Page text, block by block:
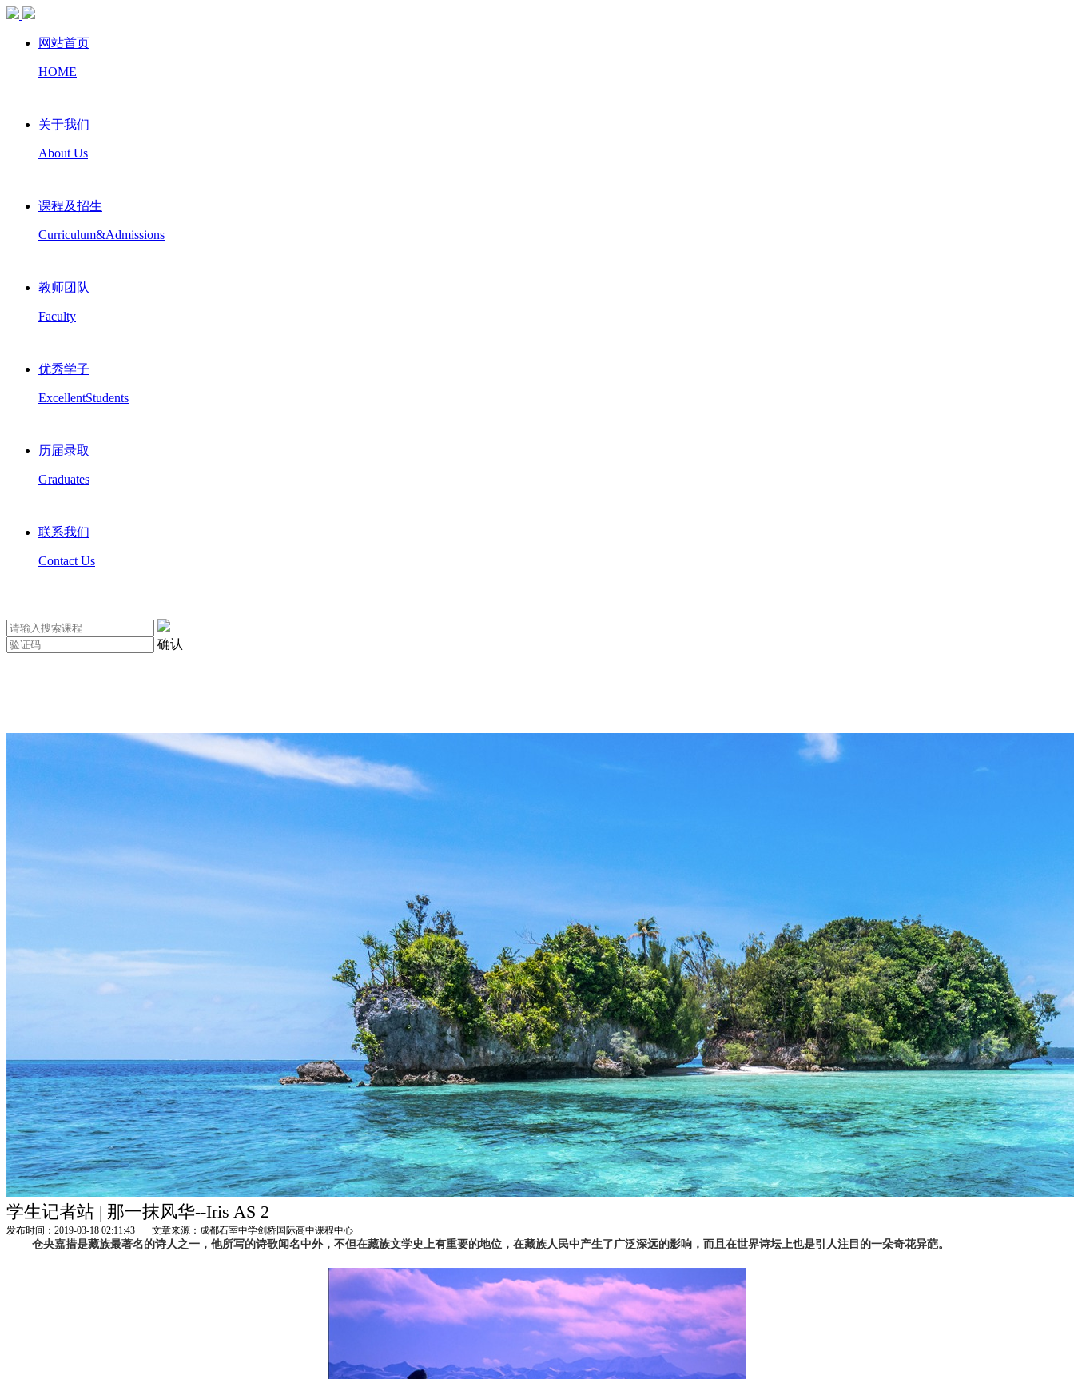
网站首页
HOME
关于我们
About Us
课程及招生
Curriculum&Admissions
教师团队
Faculty
优秀学子
ExcellentStudents
历届录取
Graduates
联系我们
Contact Us
确认
学生记者站 | 那一抹风华--Iris AS 2
发布时间：2019-03-18 02:11:43 文章来源：成都石室中学剑桥国际高中课程中心
仓央嘉措是藏族最著名的诗人之一，他所写的诗歌闻名中外，不但在藏族文学史上有重要的地位，在藏族人民中产生了广泛深远的影响，而且在世界诗坛上也是引人注目的一朵奇花异葩。